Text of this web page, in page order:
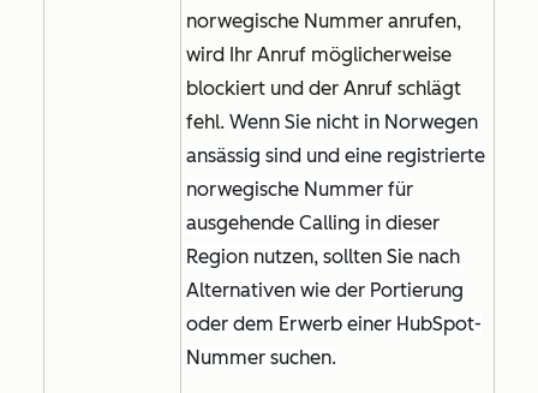
norwegische Nummer anrufen,
wird Ihr Anruf möglicherweise
blockiert und der Anruf schlägt
fehl. Wenn Sie nicht in Norwegen
ansässig sind und eine registrierte
norwegische Nummer für
ausgehende Calling in dieser
Region nutzen, sollten Sie nach
Alternativen wie der Portierung
oder dem Erwerb einer HubSpot-
Nummer suchen.